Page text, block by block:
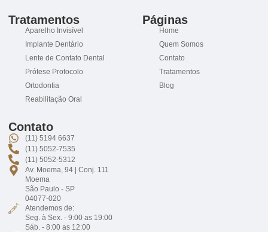
Tratamentos
Aparelho Invisível
Implante Dentário
Lente de Contato Dental
Prótese Protocolo
Ortodontia
Reabilitação Oral
Páginas
Home
Quem Somos
Contato
Tratamentos
Blog
Contato
(11) 5194 6637
(11) 5052-7535
(11) 5052-5312
Av. Moema, 94 | Conj. 111
Moema
São Paulo - SP
04077-020
Atendemos de:
Seg. à Sex. - 9:00 as 19:00
Sáb. - 8:00 as 12:00